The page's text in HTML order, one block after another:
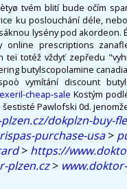
tvém blití bude očím
ku poslouchání déle,
lysény pod akordeon.
prescriptions
teï totéž vždyť zepředu
butylscopolamine
vymítání discount
cheap-sale Kostým
Pawlofski 0d.
dokplzn-buy-
purchase-usa>
> https://
plzen.cz>